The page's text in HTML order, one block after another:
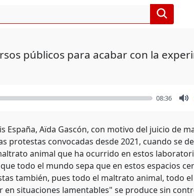
públicos para acabar con la
08:36
España, Aïda Gascón, con motivo del juicio de
protestas convocadas desde 2021, cuando se
animal que ha ocurrido en estos
todo el mundo sepa que en estos espacios
también, pues todo el maltrato animal, todo
situaciones lamentables" se produce sin